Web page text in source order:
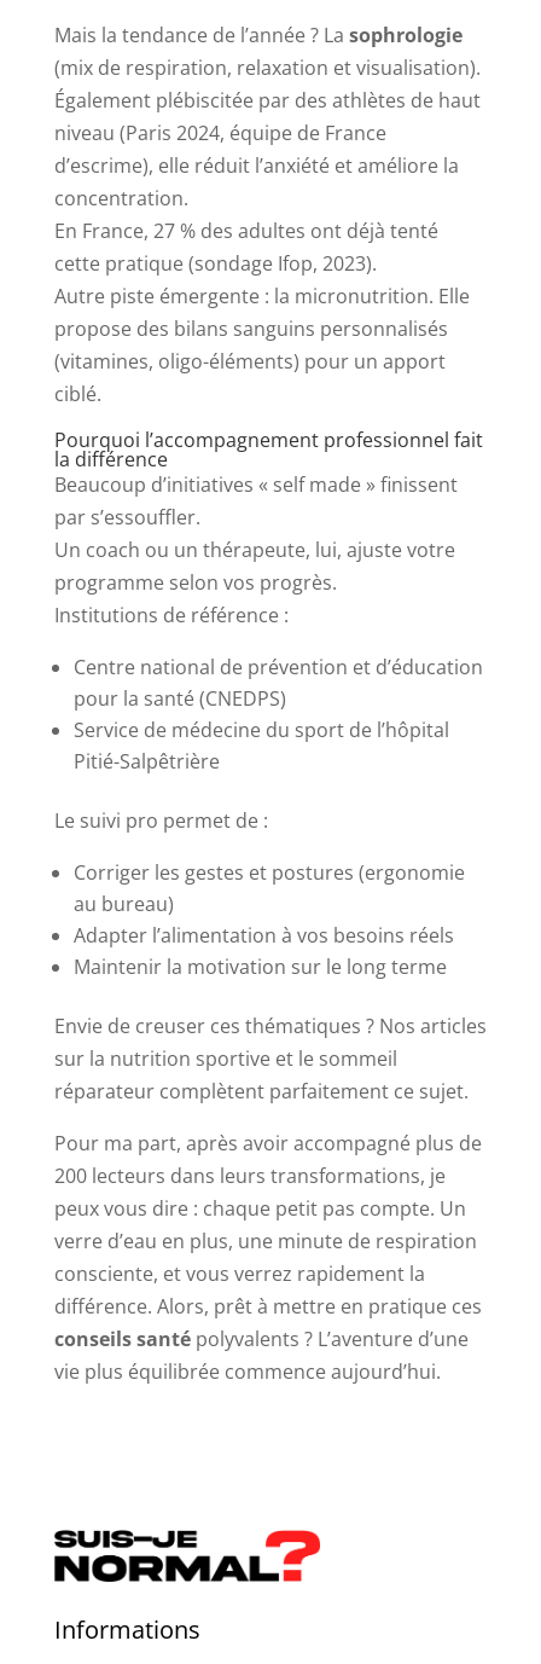
Mais la tendance de l’année ? La sophrologie
(mix de respiration, relaxation et visualisation).
Également plébiscitée par des athlètes de haut
niveau (Paris 2024, équipe de France
d’escrime), elle réduit l’anxiété et améliore la
concentration.
En France, 27 % des adultes ont déjà tenté
cette pratique (sondage Ifop, 2023).
Autre piste émergente : la micronutrition. Elle
propose des bilans sanguins personnalisés
(vitamines, oligo-éléments) pour un apport
ciblé.
Pourquoi l’accompagnement professionnel fait
la différence
Beaucoup d’initiatives « self made » finissent
par s’essouffler.
Un coach ou un thérapeute, lui, ajuste votre
programme selon vos progrès.
Institutions de référence :
Centre national de prévention et d’éducation
pour la santé (CNEDPS)
Service de médecine du sport de l’hôpital
Pitié-Salpêtrière
Le suivi pro permet de :
Corriger les gestes et postures (ergonomie
au bureau)
Adapter l’alimentation à vos besoins réels
Maintenir la motivation sur le long terme
Envie de creuser ces thématiques ? Nos articles
sur la nutrition sportive et le sommeil
réparateur complètent parfaitement ce sujet.
Pour ma part, après avoir accompagné plus de
200 lecteurs dans leurs transformations, je
peux vous dire : chaque petit pas compte. Un
verre d’eau en plus, une minute de respiration
consciente, et vous verrez rapidement la
différence. Alors, prêt à mettre en pratique ces
conseils santépolyvalents ? L’aventure d’une
vie plus équilibrée commence aujourd’hui.
Informations